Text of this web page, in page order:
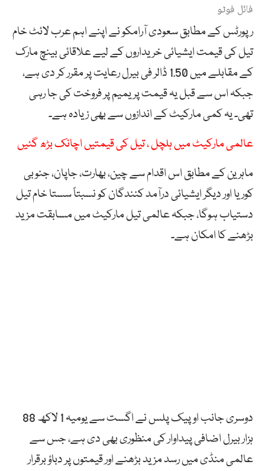
فائل فوٹو
رپورٹس کے مطابق سعودی آرامکو نے اپنے اہم عرب لائٹ خام
تیل کی قیمت ایشیائی خریداروں کے لیے علاقائی بینچ مارک
کے مقابلے میں 1.50 ڈالر فی بیرل رعایت پر مقرر کر دی ہے،
جبکہ اس سے قبل یہ قیمت پریمیم پر فروخت کی جا رہی
تھی۔ یہ کمی مارکیٹ کے اندازوں سے بھی زیادہ ہے۔
عالمی مارکیٹ میں ہلچل ، تیل کی قیمتیں اچانک بڑھ گئیں
ماہرین کے مطابق اس اقدام سے چین، بھارت، جاپان، جنوبی
کوریا اور دیگر ایشیائی درآمد کنندگان کو نسبتاً سستا خام تیل
دستیاب ہوگا، جبکہ عالمی تیل مارکیٹ میں مسابقت مزید
بڑھنے کا امکان ہے۔
دوسری جانب اوپیک پلس نے اگست سے یومیہ 1 لاکھ 88
ہزار بیرل اضافی پیداوار کی منظوری بھی دی ہے، جس سے
عالمی منڈی میں رسد مزید بڑھنے اور قیمتوں پر دباؤ برقرار